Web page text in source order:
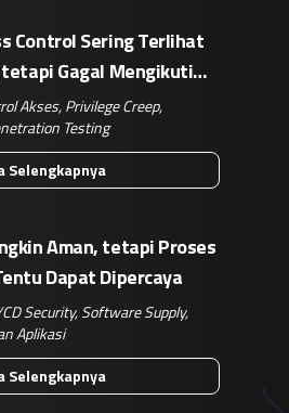
Control Sering Terlihat
tetapi Gagal Mengikuti
Akses,Privilege Creep,
Testing
Selengkapnya
Aman, tetapi Proses
Dapat Dipercaya
Security,Software Supply,
Aplikasi
Selengkapnya